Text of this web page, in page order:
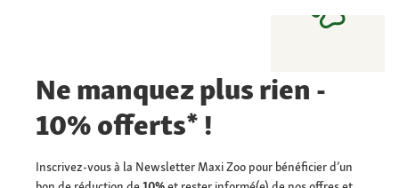
Ne manquez plus rien -
10% offerts* !
Inscrivez-vous à la Newsletter Maxi Zoo pour bénéficier d’un